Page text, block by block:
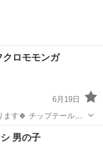
クロモモンガ
6月19日
テールの
つけての飼育が必要で
ップ フクロモモンガ
男の子